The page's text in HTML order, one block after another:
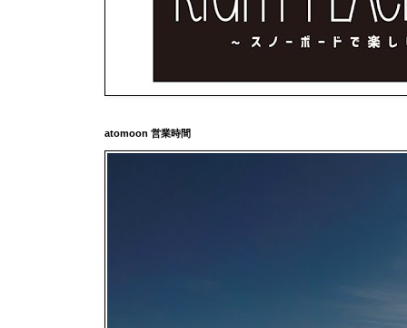
atomoon 営業時間